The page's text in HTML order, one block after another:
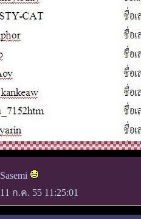
Sasemi
11 ก.ค. 55 11:25:01